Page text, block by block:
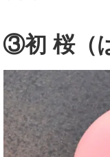
③初 桜（